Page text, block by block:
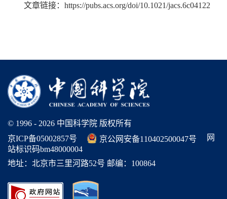
文章链接：https://pubs.acs.org/doi/10.1021/jacs.6c04122
© 1996 - 2026 中国科学院 版权所有
京ICP备05002857号
京公网安备110402500047号
网
站标识码bm48000004
地址：北京市三里河路52号 邮编：100864